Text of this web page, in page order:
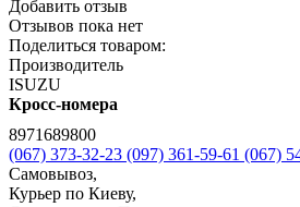
Добавить отзыв
Отзывов пока нет
Поделиться товаром:
Производитель
ISUZU
Кросс-номера
8971689800
(067) 373-32-23 (097) 361-59-61 (067)
Самовывоз,
Курьер по Киеву,